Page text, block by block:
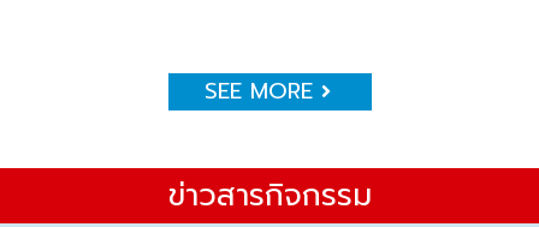
SEE MORE
ข่าวสารกิจกรรม